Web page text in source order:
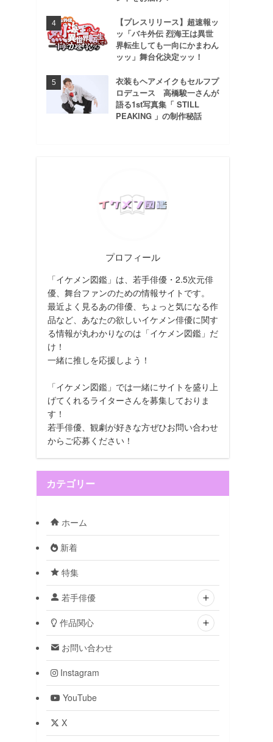
【プレスリリース】超速報ッ
ッ「バキ外伝 烈海王は異世
界転生しても一向にかまわん
ッッ」舞台化決定ッッ！
衣装もヘアメイクもセルフプ
ロデュース 高橋駿一さんが
語る1st写真集「 STILL
PEAKING 」の制作秘話
プロフィール
「イケメン図鑑」は、若手俳優・2.5次元俳
優、舞台ファンのための情報サイトです。
最近よく見るあの俳優、ちょっと気になる作
品など、あなたの欲しいイケメン俳優に関す
る情報が丸わかりなのは「イケメン図鑑」だ
け！
一緒に推しを応援しよう！
「イケメン図鑑」では一緒にサイトを盛り上
げてくれるライターさんを募集しておりま
す！
若手俳優、観劇が好きな方ぜひお問い合わせ
からご応募ください！
カテゴリー
ホーム
新着
特集
若手俳優
作品関心
お問い合わせ
Instagram
YouTube
X